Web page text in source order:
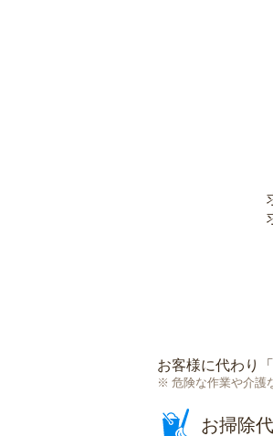
お客様に代わり「
危険な作業や介護
お掃除